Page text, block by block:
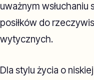
uważnym wsłuchaniu
posiłków do
wytycznych.
Dla stylu życia o